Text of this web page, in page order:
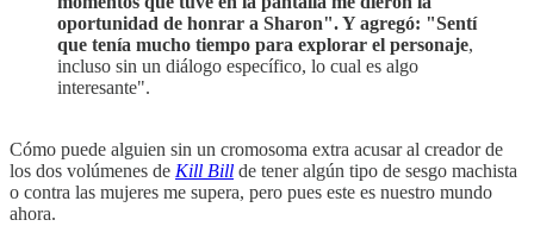
oportunidad de honrar a Sharon". Y agregó: "Sentí
que tenía mucho tiempo para explorar el personaje,
incluso sin un diálogo específico, lo cual es algo
interesante".
Cómo puede alguien sin un cromosoma extra acusar al creador de
los dos volúmenes de Kill Bill de tener algún tipo de sesgo machista
o contra las mujeres me supera, pero pues este es nuestro mundo
ahora.